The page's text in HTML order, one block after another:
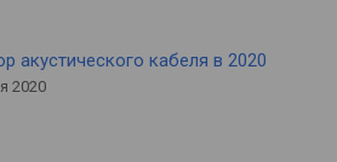
акустического кабеля в 2020
2020